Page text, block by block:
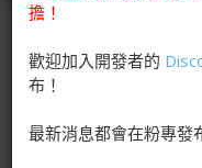
擔！
歡迎加入開發者的
布！
最新消息都會在粉專發